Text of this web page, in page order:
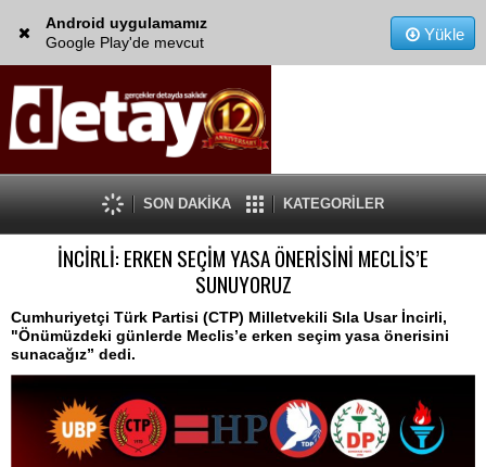
Android uygulamamız
Google Play'de mevcut
Yükle
SON DAKİKA KATEGORİLER
İNCİRLİ: ERKEN SEÇİM YASA ÖNERİSİNİ MECLİS’E
SUNUYORUZ
Cumhuriyetçi Türk Partisi (CTP) Milletvekili Sıla Usar İncirli,
"Önümüzdeki günlerde Meclis’e erken seçim yasa önerisini
sunacağız” dedi.